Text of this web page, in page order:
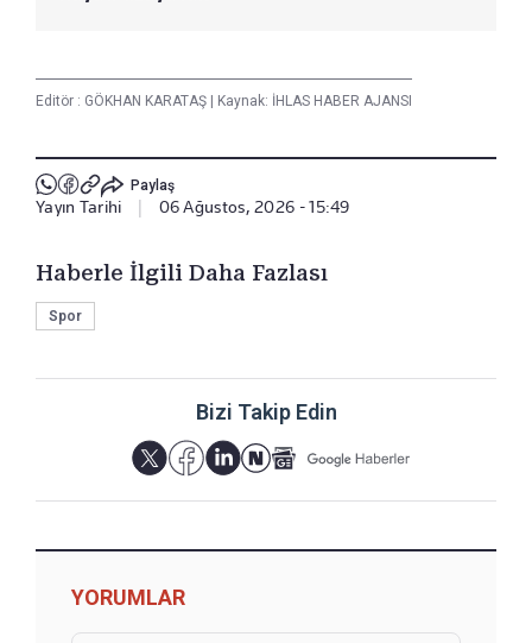
Editör : GÖKHAN KARATAŞ Kaynak: İHLAS HABER AJANSI
Paylaş
Yayın Tarihi 06 Ağustos, 2026 - 15:49
Haberle İlgili Daha Fazlası
Spor
Bizi Takip Edin
YORUMLAR